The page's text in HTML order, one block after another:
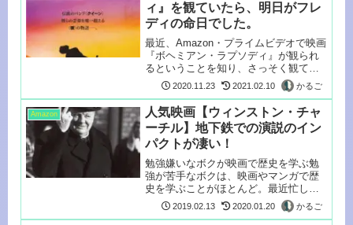
ィ』を観ていたら、明日がフレ
ディの命日でした。
最近、Amazon・プライムビデオで映画
『ボヘミアン・ラプソディ』が観られ
るということを知り、さっそく観てみ
ま...
2020.11.23 2021.02.10 かるご
Amazon
人気映画【ウィンストン・チャ
ーチル】地下鉄での演説のイン
パクトが凄い！
勉強嫌いなボクが映画で歴史を学ぶ勉
強が苦手なボクは、映画やマンガで歴
史を学ぶことがほとんど。最近忙し
く、映画を...
2019.02.13 2020.01.20 かるご